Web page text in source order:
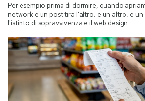
Per esempio prima di dormire, quando
network e un post tira l'altro, e un altro, e
l'istinto di sopravvivenza e il web design